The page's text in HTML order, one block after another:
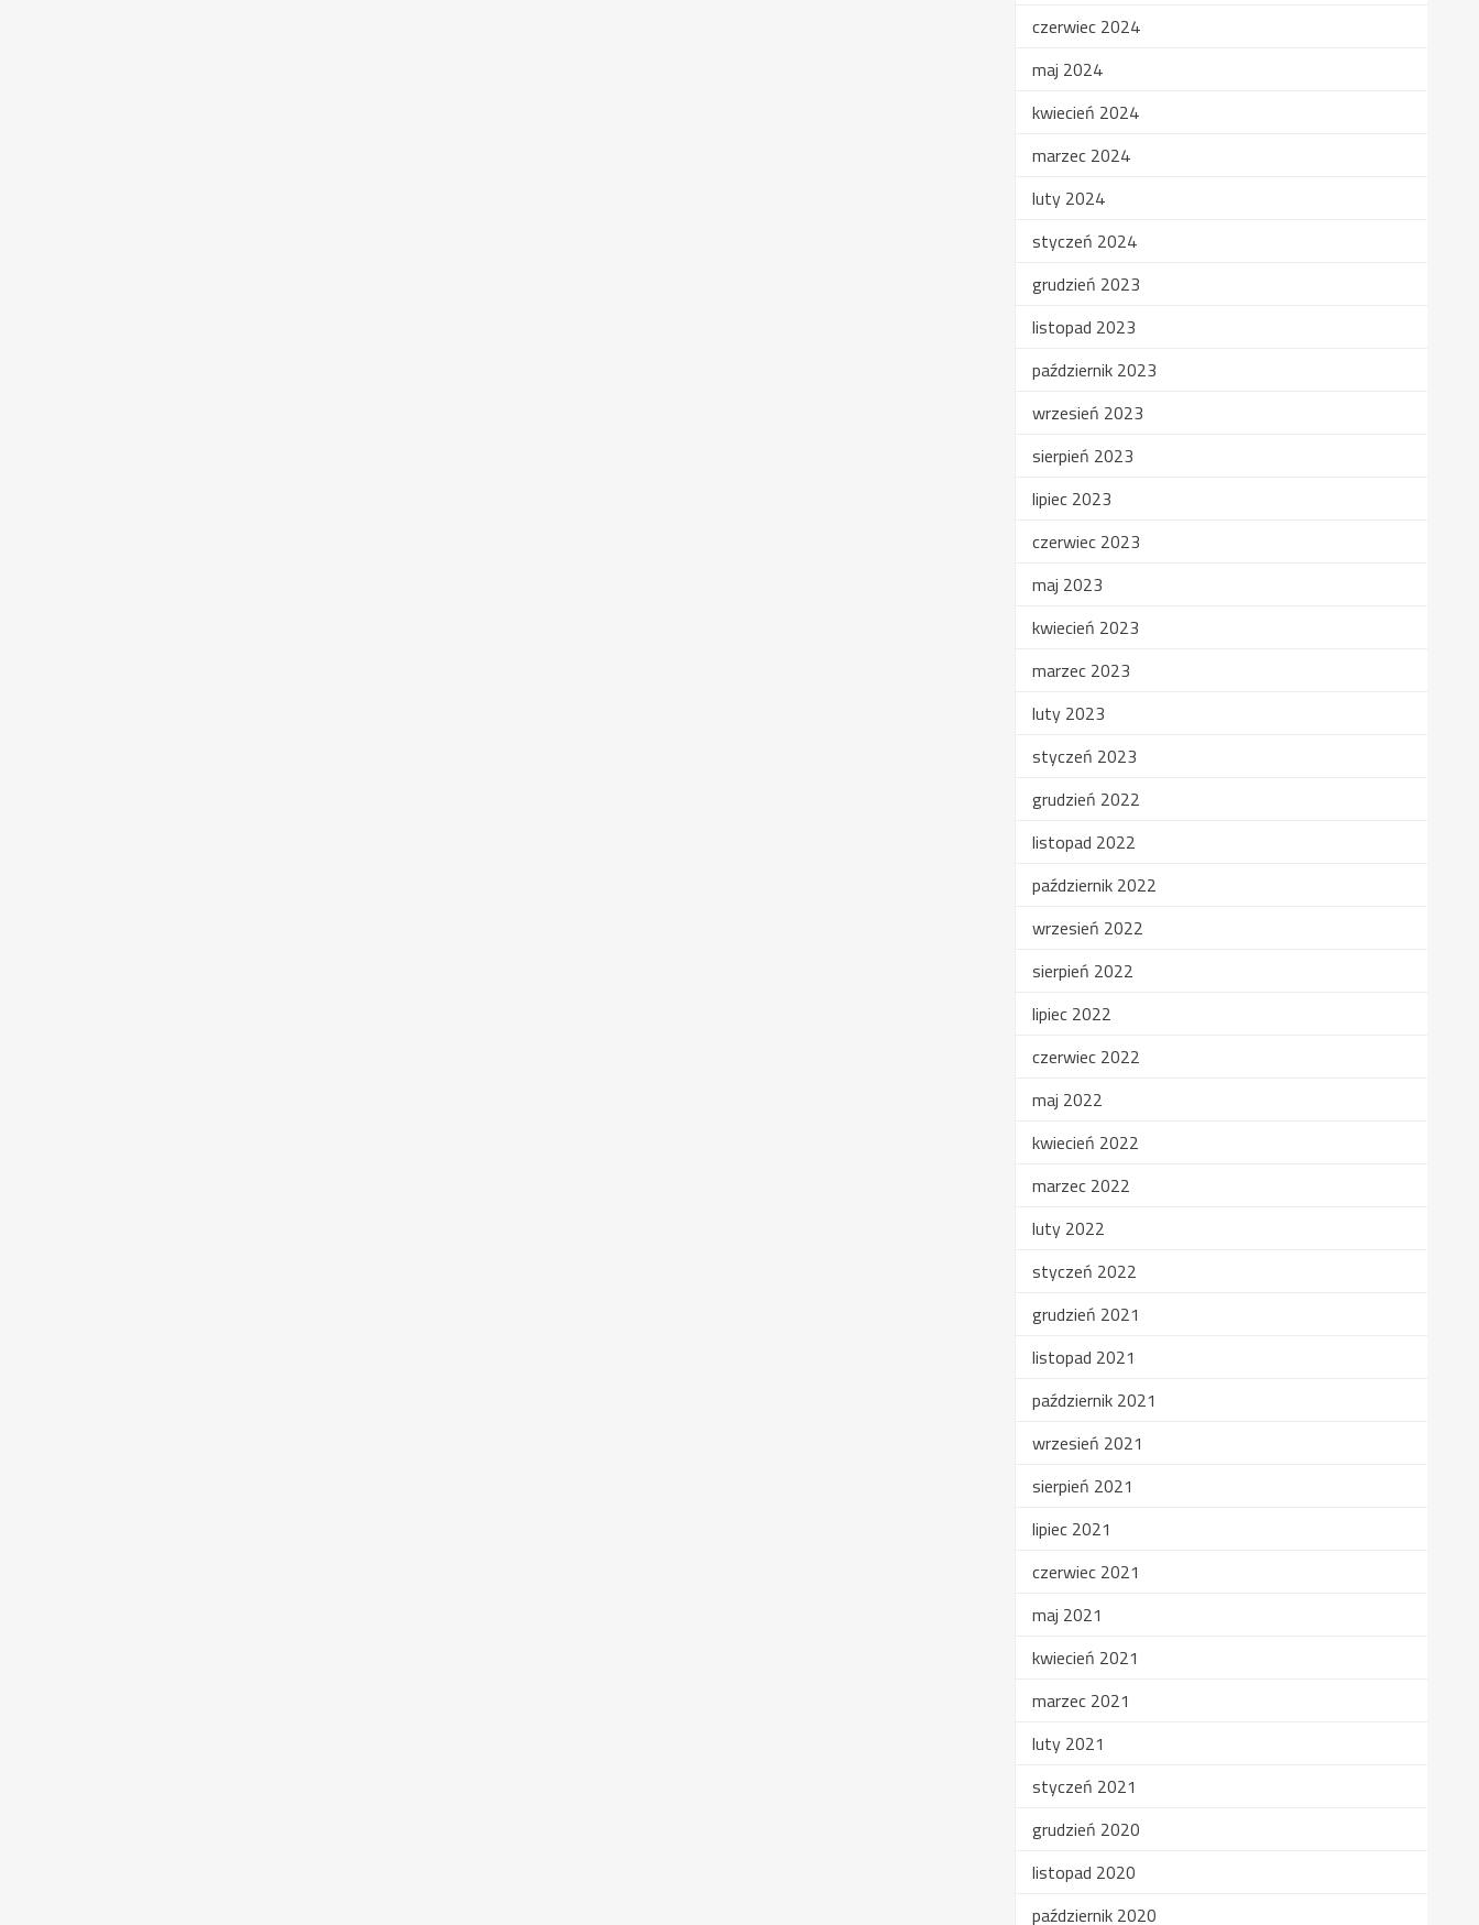
czerwiec 2024
maj 2024
kwiecień 2024
marzec 2024
luty 2024
styczeń 2024
grudzień 2023
listopad 2023
październik 2023
wrzesień 2023
sierpień 2023
lipiec 2023
czerwiec 2023
maj 2023
kwiecień 2023
marzec 2023
luty 2023
styczeń 2023
grudzień 2022
listopad 2022
październik 2022
wrzesień 2022
sierpień 2022
lipiec 2022
czerwiec 2022
maj 2022
kwiecień 2022
marzec 2022
luty 2022
styczeń 2022
grudzień 2021
listopad 2021
październik 2021
wrzesień 2021
sierpień 2021
lipiec 2021
czerwiec 2021
maj 2021
kwiecień 2021
marzec 2021
luty 2021
styczeń 2021
grudzień 2020
listopad 2020
październik 2020